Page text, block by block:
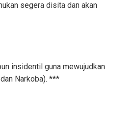
segera disita dan akan
insidentil guna mewujudkan
Narkoba). ***